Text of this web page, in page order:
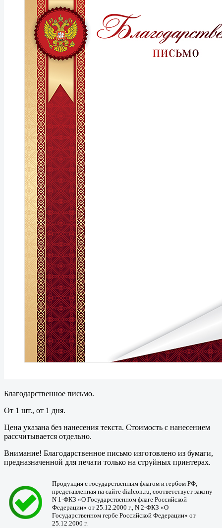
Благодарственное письмо.
От 1 шт., от 1 дня.
Цена указана без нанесения текста. Стоимость с нанесением
рассчитывается отдельно.
Внимание! Благодарственное письмо изготовлено из бумаги,
предназначенной для печати только на струйных принтерах.
Продукция с государственным флагом и гербом РФ,
представленная на сайте dialcon.ru, соответствует закону
N 1-ФКЗ «О Государственном флаге Российской
Федерации» от 25.12.2000 г., N 2-ФКЗ «О
Государственном гербе Российской Федерации» от
25.12.2000 г.